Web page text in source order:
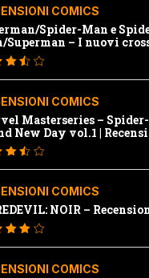
COMICS
Spider-Man e
Superman – I nuovi
e Dc | Recensione
COMICS
Masterseries –
New Day vol.1 |
COMICS
NOIR –
COMICS